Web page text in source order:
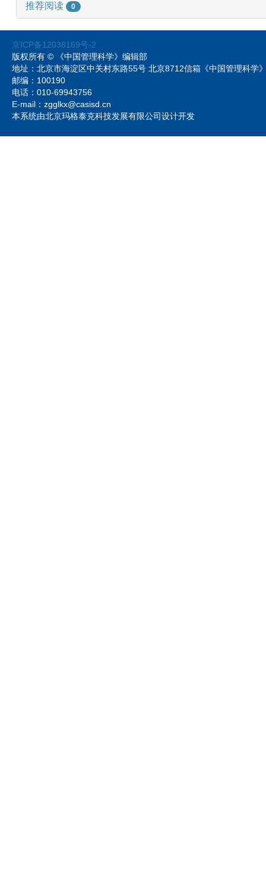
推荐阅读 0
京ICP备12038169号-2
版权所有 © 《中国管理科学》编辑部
地址：北京市海淀区中关村东路55号 北京8712信箱《中国管理科
邮编：100190
电话：010-69943756
E-mail：zgglkx@casisd.cn
本系统由北京玛格泰克科技发展有限公司设计开发